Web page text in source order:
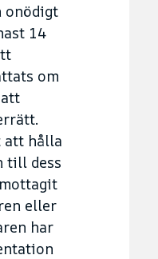
onödigt
14
om
att hålla
till dess
eller
har